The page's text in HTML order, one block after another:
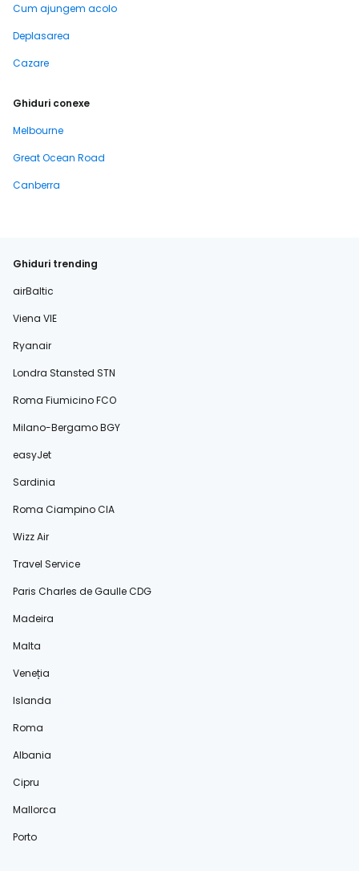
Cum ajungem acolo
Deplasarea
Cazare
Ghiduri conexe
Melbourne
Great Ocean Road
Canberra
Ghiduri trending
airBaltic
Viena VIE
Ryanair
Londra Stansted STN
Roma Fiumicino FCO
Milano-Bergamo BGY
easyJet
Sardinia
Roma Ciampino CIA
Wizz Air
Travel Service
Paris Charles de Gaulle CDG
Madeira
Malta
Veneția
Islanda
Roma
Albania
Cipru
Mallorca
Porto